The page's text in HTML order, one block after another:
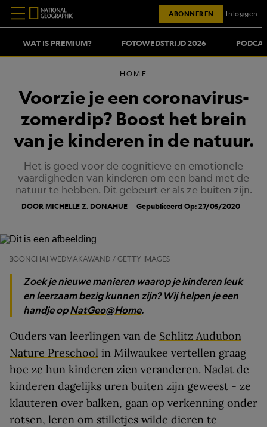
WAT IS PREMIUM? FOTOWEDSTRIJD 2026
ABONNEREN Inloggen
HOME
Voorzie je een coronavirus-
zomerdip? Boost het brein
van je kinderen in de natuur.
Het is goed voor de cognitieve en emotionele
vaardigheden van kinderen om een band met de
natuur te hebben. Dit gebeurt er als ze buiten zijn.
DOOR MICHELLE Z. DONAHUE Gepubliceerd Op: 27/05/2020
BOONCHAI WEDMAKAWAND / GETTY IMAGES
Zoek je nieuwe manieren waarop je kinderen leuk
en leerzaam bezig kunnen zijn? Wij helpen je een
handje opNatGeo@Home.
Ouders van leerlingen van de Schlitz Audubon
Nature Preschool in Milwaukee vertellen graag
hoe ze hun kinderen zien veranderen. Nadat de
kinderen dagelijks uren buiten zijn geweest - ze
klauteren over balken, gaan op verkenning onder
rotsen, leren om stilletjes wilde dieren te